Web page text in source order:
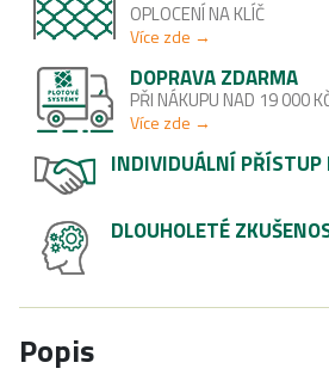
OPLOCENÍ NA KLÍČ
Více zde →
DOPRAVA ZDARMA
PŘI NÁKUPU NAD 19 000
Více zde →
INDIVIDUÁLNÍ PŘÍSTUP
DLOUHOLETÉ
Popis